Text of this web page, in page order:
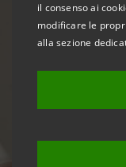
il consenso ai
modificare le
alla sezione